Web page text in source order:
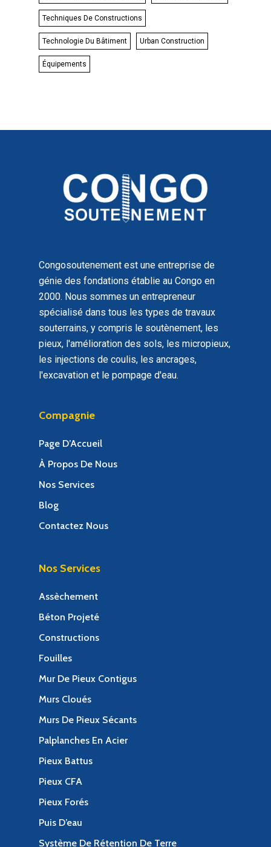
Techniques De Constructions
Technologie Du Bâtiment Urban Construction
Équipements
Congosoutenement est une entreprise de
génie des fondations établie au Congo en
2000. Nous sommes un entrepreneur
spécialisé dans tous les types de travaux
souterrains, y compris le soutènement, les
pieux, l'amélioration des sols, les micropieux,
les injections de coulis, les ancrages,
l'excavation et le pompage d'eau.
Compagnie
Page D’Accueil
À Propos De Nous
Nos Services
Blog
Contactez Nous
Nos Services
Assèchement
Béton Projeté
Constructions
Fouilles
Mur De Pieux Contigus
Murs Cloués
Murs De Pieux Sécants
Palplanches En Acier
Pieux Battus
Pieux CFA
Pieux Forés
Puis D’eau
Système De Rétention De Terre